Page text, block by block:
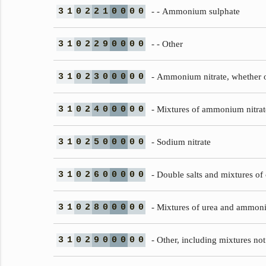
3 1 0 2 2 1 0 0 0 0 - - Ammonium sulphate
3 1 0 2 2 9 0 0 0 0 - - Other
3 1 0 2 3 0 0 0 0 0 - Ammonium nitrate, whether
3 1 0 2 4 0 0 0 0 0 - Mixtures of ammonium
3 1 0 2 5 0 0 0 0 0 - Sodium nitrate
3 1 0 2 6 0 0 0 0 0 - Double salts and mixtures
3 1 0 2 8 0 0 0 0 0 - Mixtures of urea and
3 1 0 2 9 0 0 0 0 0 - Other, including mixtures